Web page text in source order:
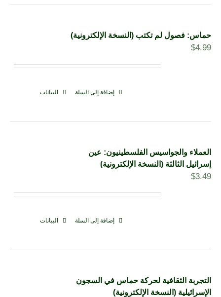
حماس: فصول لم تكتب (النسخة الإلكترونية)
$4.99
إضافة إلى السلة البيانات
العملاء والجواسيس الفلسطينيون: عين
إسرائيل الثالثة (النسخة الإلكترونية)
$3.49
إضافة إلى السلة البيانات
التجربة الثقافية لحركة حماس في السجون
الإسرائيلية (النسخة الإلكترونية)